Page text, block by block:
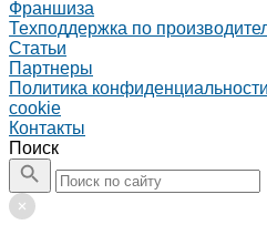
Франшиза
Техподдержка по
Статьи
Партнеры
Политика
cookie
Контакты
Поиск